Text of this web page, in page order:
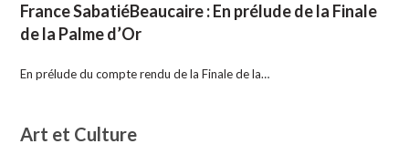
France SabatiéBeaucaire : En prélude de la Finale
de la Palme d’Or
En prélude du compte rendu de la Finale de la…
Art et Culture